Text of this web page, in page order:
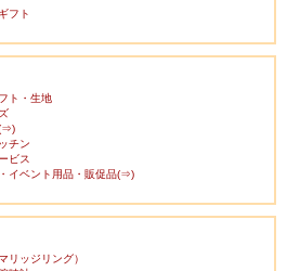
フト
ト・生地
チン
ビス
イベント用品・販促品(⇒)
リッジリング）